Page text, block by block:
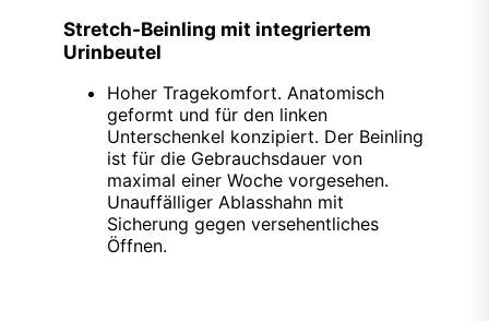
Stretch-Beinling mit integriertem
Urinbeutel
Hoher Tragekomfort. Anatomisch
geformt und für den linken
Unterschenkel konzipiert. Der Beinling
ist für die Gebrauchsdauer von
maximal einer Woche vorgesehen.
Unauffälliger Ablasshahn mit
Sicherung gegen versehentliches
Öffnen.